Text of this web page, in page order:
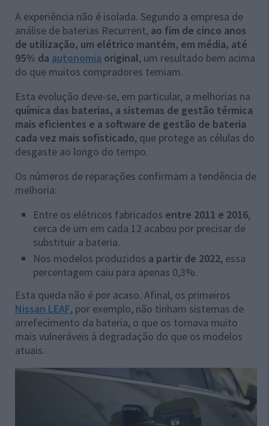
A experiência não é isolada. Segundo a empresa de
análise de baterias Recurrent, ao fim de cinco anos
de utilização, um elétrico mantém, em média, até
95% da autonomia original, um resultado bem acima
do que muitos compradores temiam.
Esta evolução deve-se, em particular, a melhorias na
química das baterias, a sistemas de gestão térmica
mais eficientes e a software de gestão de bateria
cada vez mais sofisticado, que protege as células do
desgaste ao longo do tempo.
Os números de reparações confirmam a tendência de
melhoria:
Entre os elétricos fabricados entre 2011 e 2016,
cerca de um em cada 12 acabou por precisar de
substituir a bateria.
Nos modelos produzidos a partir de 2022, essa
percentagem caiu para apenas 0,3%.
Esta queda não é por acaso. Afinal, os primeiros
Nissan LEAF, por exemplo, não tinham sistemas de
arrefecimento da bateria, o que os tornava muito
mais vulneráveis à degradação do que os modelos
atuais.